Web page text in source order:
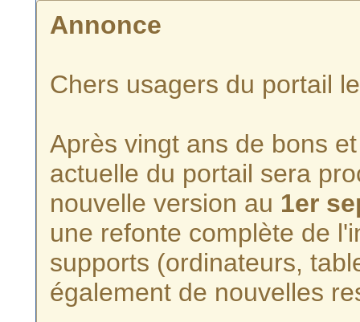
Annonce
Chers usagers du portail
Après vingt ans de bons
actuelle du portail sera
nouvelle version au 1er
une refonte complète de
supports (ordinateurs,
également de nouvelles